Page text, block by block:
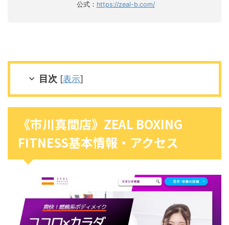
公式： https://zeal-b.com/
目次 [表示]
《市川真間店》ZEAL BOXING
FITNESS基本情報・アクセス